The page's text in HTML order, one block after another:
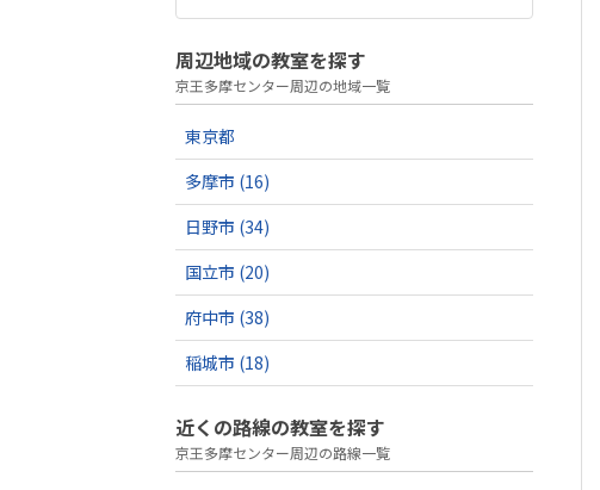
周辺地域の教室を探す
京王多摩センター周辺の地域一覧
東京都
多摩市 (16)
日野市 (34)
国立市 (20)
府中市 (38)
稲城市 (18)
近くの路線の教室を探す
京王多摩センター周辺の路線一覧